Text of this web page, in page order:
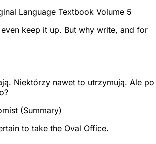
Language Textbook Volume 5
keep it up. But why write, and for
Niektórzy nawet to utrzymują. Ale po
(Summary)
to take the Oval Office.